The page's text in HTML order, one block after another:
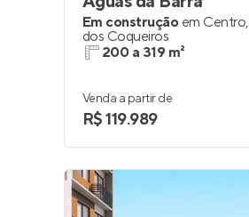
Em construção em Centro,
dos Coqueiros
200 a 319 m²
Venda a partir de
R$ 119.989